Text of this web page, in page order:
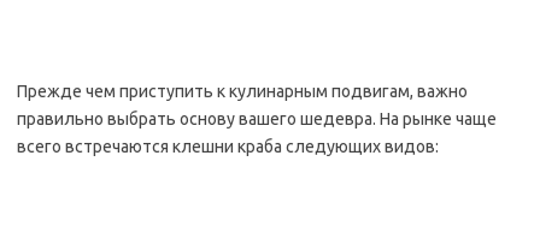
Прежде чем приступить к кулинарным подвигам, важно
правильно выбрать основу вашего шедевра. На рынке чаще
всего встречаются клешни краба следующих видов: